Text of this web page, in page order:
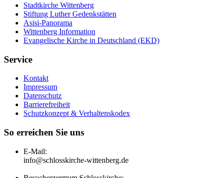
Stadtkirche Wittenberg
Stiftung Luther Gedenkstätten
Asisi-Panorama
Wittenberg Information
Evangelische Kirche in Deutschland (EKD)
Service
Kontakt
Impressum
Datenschutz
Barrierefreiheit
Schutzkonzept & Verhaltenskodex
So erreichen Sie uns
E-Mail:
info@schlosskirche-wittenberg.de